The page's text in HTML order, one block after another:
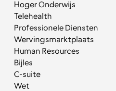
Hoger Onderwijs
Telehealth
Professionele Diensten
Wervingsmarktplaats
Human Resources
Bijles
C-suite
Wet